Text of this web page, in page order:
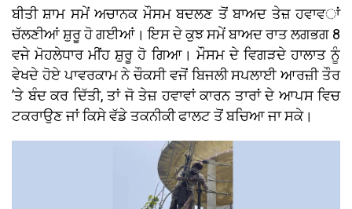
ਬੀਤੀ ਸ਼ਾਮ ਸਮੇਂ ਅਚਾਨਕ ਮੌਸਮ ਬਦਲਣ ਤੋਂ ਬਾਅਦ ਤੇਜ਼ ਹਵਾਵਾਂ
ਚੱਲਣੀਆਂ ਸ਼ੁਰੂ ਹੋ ਗਈਆਂ। ਇਸ ਦੇ ਕੁਝ ਸਮੇਂ ਬਾਅਦ ਰਾਤ ਲਗਭਗ 8
ਵਜੇ ਮੋਹਲੇਧਾਰ ਮੀਂਹ ਸ਼ੁਰੂ ਹੋ ਗਿਆ। ਮੌਸਮ ਦੇ ਵਿਗੜਦੇ ਹਾਲਾਤ ਨੂੰ
ਵੇਖਦੇ ਹੋਏ ਪਾਵਰਕਾਮ ਨੇ ਚੌਕਸੀ ਵਜੋਂ ਬਿਜਲੀ ਸਪਲਾਈ ਆਰਜ਼ੀ ਤੌਰ
’ਤੇ ਬੰਦ ਕਰ ਦਿੱਤੀ, ਤਾਂ ਜੋ ਤੇਜ਼ ਹਵਾਵਾਂ ਕਾਰਨ ਤਾਰਾਂ ਦੇ ਆਪਸ ਵਿਚ
ਟਕਰਾਉਣ ਜਾਂ ਕਿਸੇ ਵੱਡੇ ਤਕਨੀਕੀ ਫਾਲਟ ਤੋਂ ਬਚਿਆ ਜਾ ਸਕੇ।